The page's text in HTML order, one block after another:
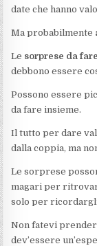
date che hanno
Ma probabilmente
Le sorprese da
debbono essere
Possono essere
da fare insieme.
Il tutto per dare
dalla coppia, ma
Le sorprese
magari per
solo per
Non fatevi
dev’essere